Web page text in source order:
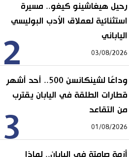
2
رحيل هيغاشينو كيغو.. مسيرة
استثنائية لعملاق الأدب البوليسي
الياباني
03/08/2026
3
وداعًا لشينكانسن 500.. أحد أشهر
قطارات الطلقة في اليابان يقترب
من التقاعد
01/08/2026
أزمة صامتة في اليابان.. لماذا